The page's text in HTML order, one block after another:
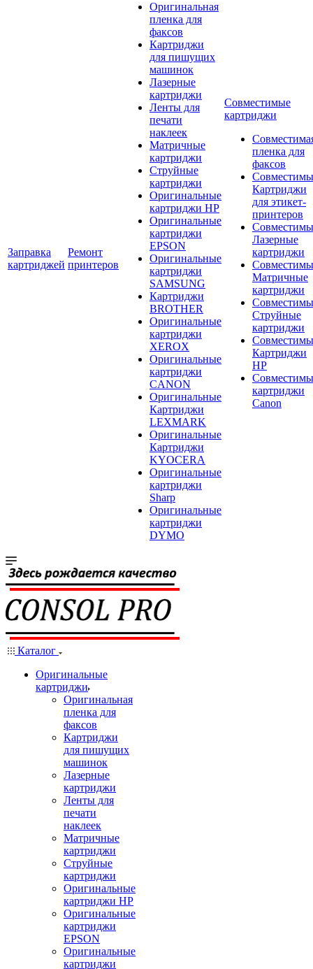
Заправка
картриджей
Ремонт
принтеров
Оригинальная
пленка для
факсов
Картриджи
для пишущих
машинок
Лазерные
картриджи
Ленты для
печати
наклеек
Матричные
картриджи
Струйные
картриджи
Оригинальные
картриджи HP
Оригинальные
картриджи
EPSON
Оригинальные
картриджи
SAMSUNG
Картриджи
BROTHER
Оригинальные
картриджи
XEROX
Оригинальные
картриджи
CANON
Оригинальные
Картриджи
LEXMARK
Оригинальные
Картриджи
KYOCERA
Оригинальные
картриджи
Sharp
Оригинальные
картриджи
DYMO
Совместимые
картриджи
пленка для
факсов
Картриджи
для этикет-
принтеров
Лазерные
картриджи
Матричные
картриджи
Струйные
картриджи
Картриджи
HP
картриджи
Canon
Каталог
Оригинальные
картриджи
Оригинальная
пленка для
факсов
Картриджи
для пишущих
машинок
Лазерные
картриджи
Ленты для
печати
наклеек
Матричные
картриджи
Струйные
картриджи
Оригинальные
картриджи HP
Оригинальные
картриджи
EPSON
Оригинальные
картриджи